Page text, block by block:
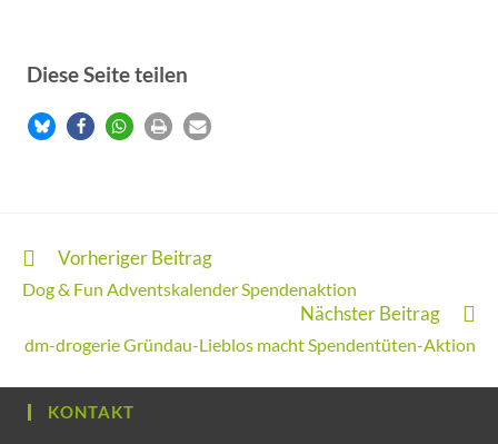
Diese Seite teilen
Vorheriger Beitrag
Dog & Fun Adventskalender Spendenaktion
Nächster Beitrag
dm-drogerie Gründau-Lieblos macht Spendentüten-Aktion
KONTAKT